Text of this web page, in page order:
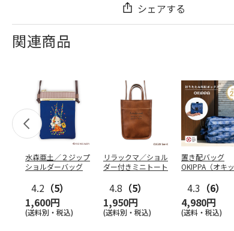
シェアする
関連商品
水森亜土／２ジップ
ショルダーバッグ
4.2 （5）
1,600円
(送料別・税込)
リラックマ／ショル
ダー付きミニトート
4.8 （5）
1,950円
(送料別・税込)
置き配バッグ
OKIPPA（オキッ
4.3 （6）
4,980円
(送料・税込)